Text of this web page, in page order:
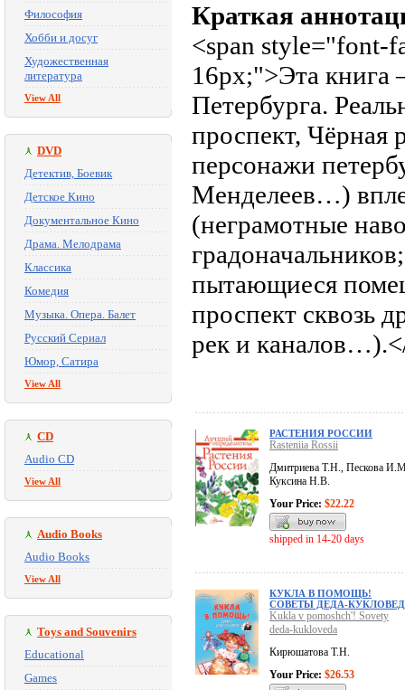
Философия
Хобби и досуг
Художественная
литература
View All
DVD
Детектив, Боевик
Детское Кино
Документальное Кино
Драма. Мелодрама
Классика
Комедия
Музыка. Опера. Балет
Русский Сериал
Юмор, Сатира
View All
CD
Audio CD
View All
Audio Books
Audio Books
View All
Toys and Souvenirs
Educational
Games
Краткая
<span style="font-
16px;">Эта книга
Петербурга.
проспект,
персонажи
Менделеев…)
(неграмотные
пытающиеся
проспект сквозь
рек и
РАСТЕНИЯ РОССИИ
Rasteniia Rossii
Дмитриева Т.Н., Пескова
Куксина Н.В.
Your Price: $22.22
shipped in 14-20 days
КУКЛА В ПОМОЩЬ!
СОВЕТЫ ДЕДА-
Kukla v pomoshch'! Sovety
deda-kukloveda
Кирюшатова Т.Н.
Your Price: $26.53